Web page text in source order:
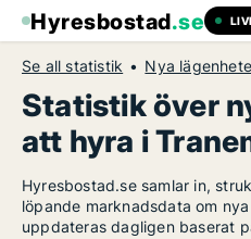
Hyresbostad.se
Se all statistik Nya
Statistik över
att hyra i
Hyresbostad.se samlar in,
löpande marknadsdata om
uppdateras dagligen baserat